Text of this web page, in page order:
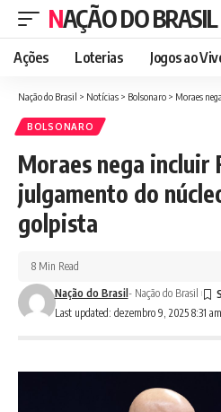
NAÇÃO DO BRASIL
Ações Loterias Jogos ao
Nação do Brasil > Notícias > Bolsonaro > Moraes nega
BOLSONARO
Moraes nega incluir
julgamento do
golpista
Last updated: dezembro 9, 2025 8:31 am
Nação do Brasil- Nação do Brasil
8 Min Read